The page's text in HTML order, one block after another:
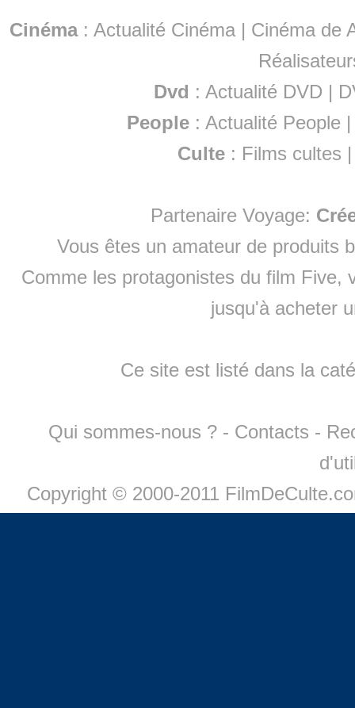
Cinéma: Actualité Cinéma | Cinéma de
Dvd : Actualité DVD |
People :Actualité People
Culte : Films cultes
Partenaire Voyage:
Vous êtes un amateur de produits
Comme les protagonistes du film Five,
jusqu'à acheter
Ce site est listé dans la
Qui sommes-nous ? - Contacts -
Copyright © 2000-2011